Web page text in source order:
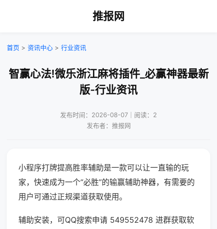
推报网
首页 > 资讯中心 > 行业资讯
智赢心法!微乐浙江麻将插件_必赢神器最新
版-行业资讯
发布时间：2026-08-07｜阅读：2
发布者：推报网
小程序打牌提高胜率辅助是一款可以让一直输的玩
家，快速成为一个“必胜”的输赢辅助神器，有需要的
用户可通过正规渠道获取使用。
辅助安装，可QQ搜索申请 549552478 进群获取软